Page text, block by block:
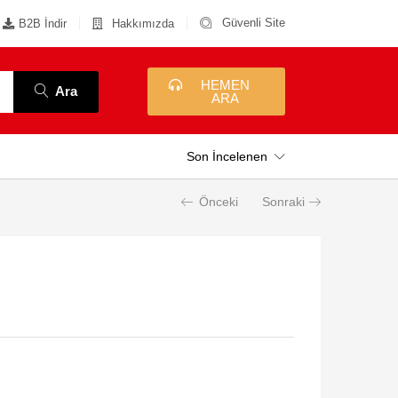
B2B İndir Hakkımızda Güvenli Site
Ara
HEMEN
ARA
Son İncelenen
Önceki Sonraki